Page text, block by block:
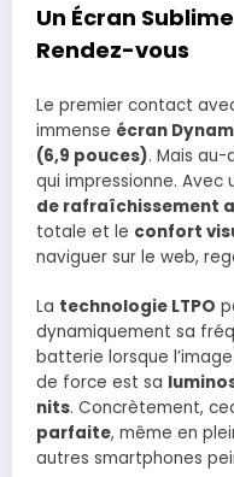
Un Écran
Rendez-vous
Le premier contact
immense écran
(6,9 pouces). Mais au-
qui impressionne. Avec
de rafraîchissement
totale et le confort
naviguer sur le web,
La technologie LTPO
dynamiquement sa
batterie lorsque
de force est sa
nits. Concrètement,
parfaite, même en
autres smartphones